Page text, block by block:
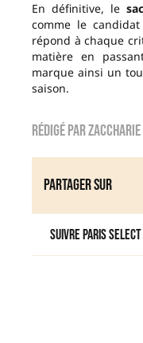
En définitive, le
comme le
répond à chaque
matière en
marque ainsi un
saison.
Rédigé par
Partager sur
Suivre Paris